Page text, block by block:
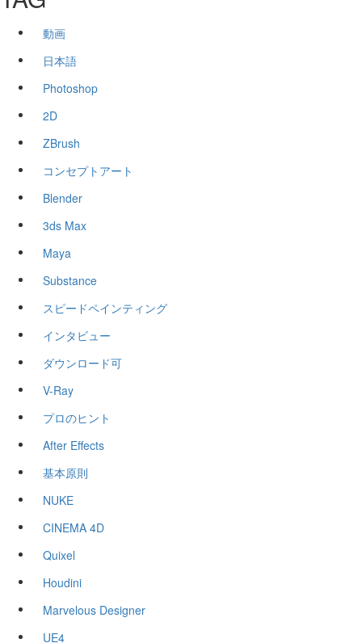
動画
日本語
Photoshop
2D
ZBrush
コンセプトアート
Blender
3ds Max
Maya
Substance
スピードペインティング
インタビュー
ダウンロード可
V-Ray
プロのヒント
After Effects
基本原則
NUKE
CINEMA 4D
Quixel
Houdini
Marvelous Designer
UE4